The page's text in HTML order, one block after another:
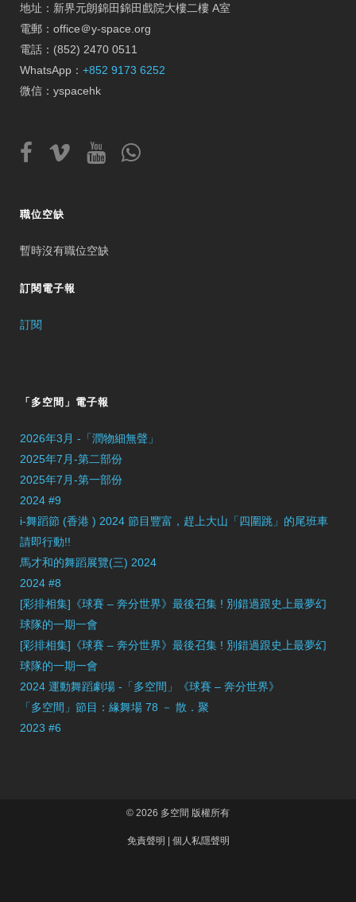
地址：新界元朗錦田錦田戲院大樓二樓 A室
電郵：office＠y-space.org
電話：(852) 2470 0511
WhatsApp： +852 9173 6252
微信：yspacehk
職位空缺
暫時沒有職位空缺
訂閱電子報
訂閱
「多空間」電子報
2026年3月 -「潤物細無聲」
2025年7月-第二部份
2025年7月-第一部份
2024 #9
i-舞蹈節 (香港 ) 2024 節目豐富，趕上大山「四圍跳」的尾班車
請即行動!!
馬才和的舞蹈展覽(三) 2024
2024 #8
[彩排相集]《球賽 – 奔分世界》最後召集 ! 別錯過跟史上最夢幻
球隊的一期一會
[彩排相集]《球賽 – 奔分世界》最後召集 ! 別錯過跟史上最夢幻
球隊的一期一會
2024 運動舞蹈劇場 -「多空間」《球賽 – 奔分世界》
「多空間」節目：緣舞場 78 － 散．聚
2023 #6
© 2026 多空間 版權所有
免責聲明 個人私隱聲明